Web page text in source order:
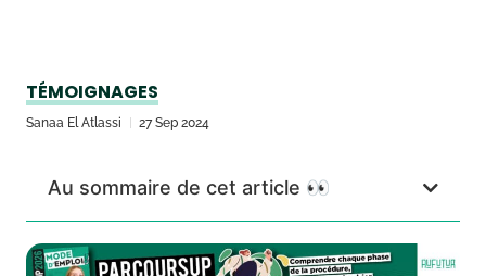
TÉMOIGNAGES
Sanaa El Atlassi 27 Sep 2024
Au sommaire de cet article 👀